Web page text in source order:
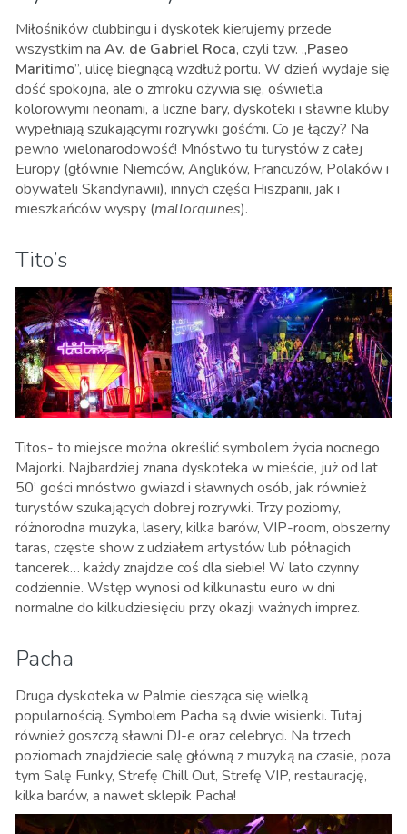
Miłośników clubbingu i dyskotek kierujemy przede
wszystkim na Av. de Gabriel Roca, czyli tzw. „Paseo
Maritimo”, ulicę biegnącą wzdłuż portu. W dzień wydaje się
dość spokojna, ale o zmroku ożywia się, oświetla
kolorowymi neonami, a liczne bary, dyskoteki i sławne kluby
wypełniają szukającymi rozrywki gośćmi. Co je łączy? Na
pewno wielonarodowość! Mnóstwo tu turystów z całej
Europy (głównie Niemców, Anglików, Francuzów, Polaków i
obywateli Skandynawii), innych części Hiszpanii, jak i
mieszkańców wyspy (mallorquines).
Tito’s
Titos- to miejsce można określić symbolem życia nocnego
Majorki. Najbardziej znana dyskoteka w mieście, już od lat
50’ gości mnóstwo gwiazd i sławnych osób, jak również
turystów szukających dobrej rozrywki. Trzy poziomy,
różnorodna muzyka, lasery, kilka barów, VIP-room, obszerny
taras, częste show z udziałem artystów lub półnagich
tancerek… każdy znajdzie coś dla siebie! W lato czynny
codziennie. Wstęp wynosi od kilkunastu euro w dni
normalne do kilkudziesięciu przy okazji ważnych imprez.
Pacha
Druga dyskoteka w Palmie ciesząca się wielką
popularnością. Symbolem Pacha są dwie wisienki. Tutaj
również goszczą sławni DJ-e oraz celebryci. Na trzech
poziomach znajdziecie salę główną z muzyką na czasie, poza
tym Salę Funky, Strefę Chill Out, Strefę VIP, restaurację,
kilka barów, a nawet sklepik Pacha!